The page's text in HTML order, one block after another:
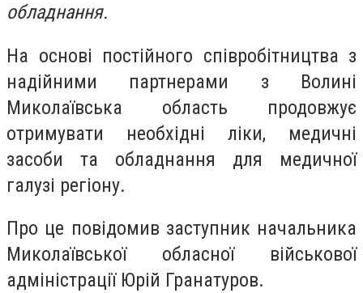
обладнання.
На основі постійного співробітництва з
надійними партнерами з Волині
Миколаївська область продовжує
отримувати необхідні ліки, медичні
засоби та обладнання для медичної
галузі регіону.
Про це повідомив заступник начальника
Миколаївської обласної військової
адміністрації Юрій Гранатуров.